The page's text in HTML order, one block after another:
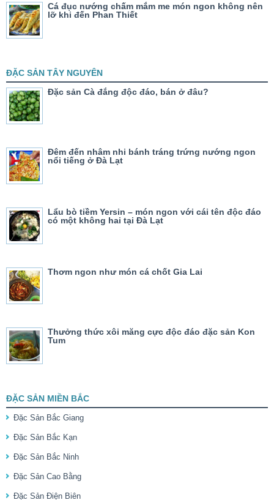
Cá đục nướng chấm mắm me món ngon không nên
lỡ khi đến Phan Thiết
ĐẶC SẢN TÂY NGUYÊN
Đặc sản Cà đắng độc đáo, bán ở đâu?
Đêm đến nhâm nhi bánh tráng trứng nướng ngon
nổi tiếng ở Đà Lạt
Lẩu bò tiềm Yersin – món ngon với cái tên độc đáo
có một không hai tại Đà Lạt
Thơm ngon như món cá chốt Gia Lai
Thưởng thức xôi măng cực độc đáo đặc sản Kon
Tum
ĐẶC SẢN MIỀN BẮC
Đặc Sản Bắc Giang
Đặc Sản Bắc Kạn
Đặc Sản Bắc Ninh
Đặc Sản Cao Bằng
Đặc Sản Điện Biên